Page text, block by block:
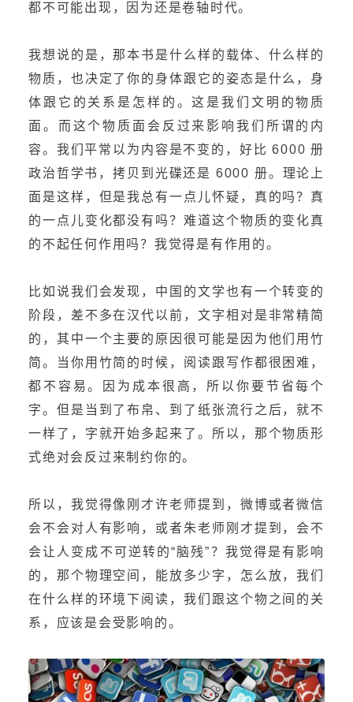
都不可能出现，因为还是卷轴时代。
我想说的是，那本书是什么样的载体、什么样的
物质，也决定了你的身体跟它的姿态是什么，身
体跟它的关系是怎样的。这是我们文明的物质
面。而这个物质面会反过来影响我们所谓的内
容。我们平常以为内容是不变的，好比 6000 册
政治哲学书，拷贝到光碟还是 6000 册。理论上
面是这样，但是我总有一点儿怀疑，真的吗？真
的一点儿变化都没有吗？难道这个物质的变化真
的不起任何作用吗？我觉得是有作用的。
比如说我们会发现，中国的文学也有一个转变的
阶段，差不多在汉代以前，文字相对是非常精简
的，其中一个主要的原因很可能是因为他们用竹
简。当你用竹简的时候，阅读跟写作都很困难，
都不容易。因为成本很高，所以你要节省每个
字。但是当到了布帛、到了纸张流行之后，就不
一样了，字就开始多起来了。所以，那个物质形
式绝对会反过来制约你的。
所以，我觉得像刚才许老师提到，微博或者微信
会不会对人有影响，或者朱老师刚才提到，会不
会让人变成不可逆转的“脑残”？我觉得是有影响
的，那个物理空间，能放多少字，怎么放，我们
在什么样的环境下阅读，我们跟这个物之间的关
系，应该是会受影响的。